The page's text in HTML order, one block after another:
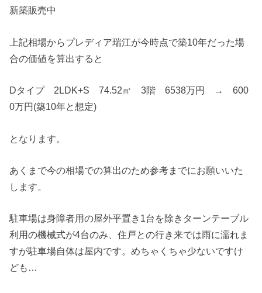
新築販売中
上記相場からプレディア瑞江が今時点で築10年だった場
合の価値を算出すると
Dタイプ 2LDK+S 74.52㎡ 3階 6538万円 → 600
0万円(築10年と想定)
となります。
あくまで今の相場での算出のため参考までにお願いいた
します。
駐車場は身障者用の屋外平置き1台を除きターンテーブル
利用の機械式が4台のみ、住戸との行き来では雨に濡れま
すが駐車場自体は屋内です。めちゃくちゃ少ないですけ
ども…